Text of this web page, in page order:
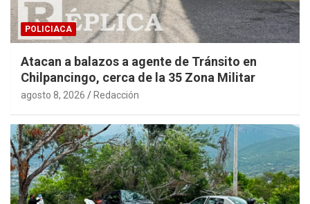
POLICIACA
Atacan a balazos a agente de Tránsito en
Chilpancingo, cerca de la 35 Zona Militar
agosto 8, 2026 Redacción